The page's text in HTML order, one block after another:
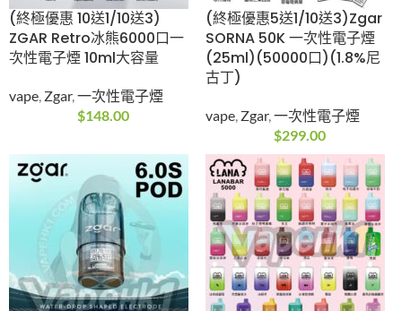
2026 新品登場｜Zgar
30ML 3% 3粒裝
Zgar, 煙彈
$ 89.00
RELX Pod Real Freezy
3pods 1000 Puffs 悅
刻煙彈(通用Relx 4, 5,
6代主機及通用機)(最
新產品12月vape)
5/6代彈, Relx, RELX系
列, vape , 煙彈